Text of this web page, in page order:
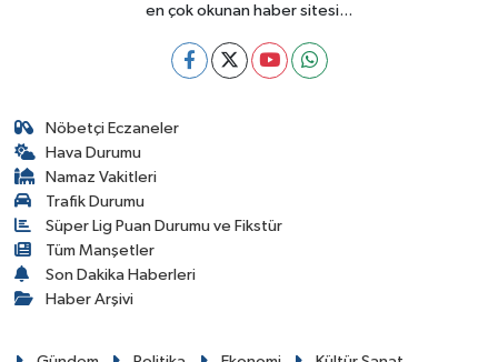
en çok okunan haber sitesi...
Nöbetçi Eczaneler
Hava Durumu
Namaz Vakitleri
Trafik Durumu
Süper Lig Puan Durumu ve Fikstür
Tüm Manşetler
Son Dakika Haberleri
Haber Arşivi